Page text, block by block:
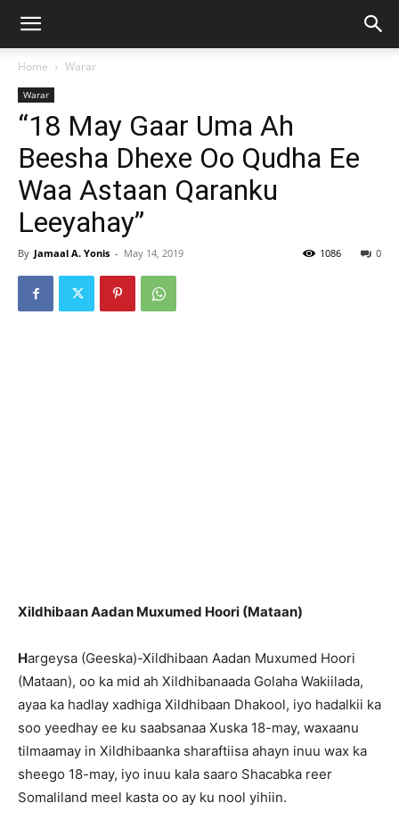
Home Warar
Warar
“18 May Gaar Uma Ah
Beesha Dhexe Oo Qudha Ee
Waa Astaan Qaranku
Leeyahay”
By Jamaal A. Yonis - May 14, 2019 0
1086
Xildhibaan Aadan Muxumed Hoori (Mataan)
Hargeysa (Geeska)-Xildhibaan Aadan Muxumed Hoori
(Mataan), oo ka mid ah Xildhibanaada Golaha Wakiilada,
ayaa ka hadlay xadhiga Xildhibaan Dhakool, iyo hadalkii ka
soo yeedhay ee ku saabsanaa Xuska 18-may, waxaanu
tilmaamay in Xildhibaanka sharaftiisa ahayn inuu wax ka
sheego 18-may, iyo inuu kala saaro Shacabka reer
Somaliland meel kasta oo ay ku nool yihiin.